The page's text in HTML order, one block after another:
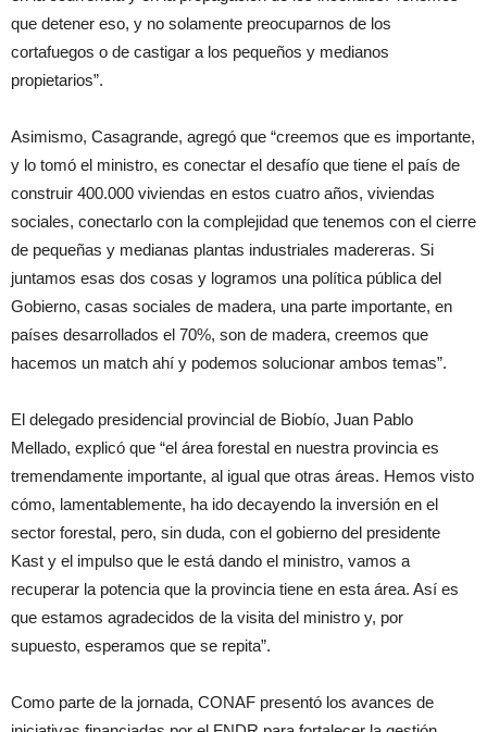
que detener eso, y no solamente preocuparnos de los
cortafuegos o de castigar a los pequeños y medianos
propietarios”.
Asimismo, Casagrande, agregó que “creemos que es importante,
y lo tomó el ministro, es conectar el desafío que tiene el país de
construir 400.000 viviendas en estos cuatro años, viviendas
sociales, conectarlo con la complejidad que tenemos con el cierre
de pequeñas y medianas plantas industriales madereras. Si
juntamos esas dos cosas y logramos una política pública del
Gobierno, casas sociales de madera, una parte importante, en
países desarrollados el 70%, son de madera, creemos que
hacemos un match ahí y podemos solucionar ambos temas”.
El delegado presidencial provincial de Biobío, Juan Pablo
Mellado, explicó que “el área forestal en nuestra provincia es
tremendamente importante, al igual que otras áreas. Hemos visto
cómo, lamentablemente, ha ido decayendo la inversión en el
sector forestal, pero, sin duda, con el gobierno del presidente
Kast y el impulso que le está dando el ministro, vamos a
recuperar la potencia que la provincia tiene en esta área. Así es
que estamos agradecidos de la visita del ministro y, por
supuesto, esperamos que se repita”.
Como parte de la jornada, CONAF presentó los avances de